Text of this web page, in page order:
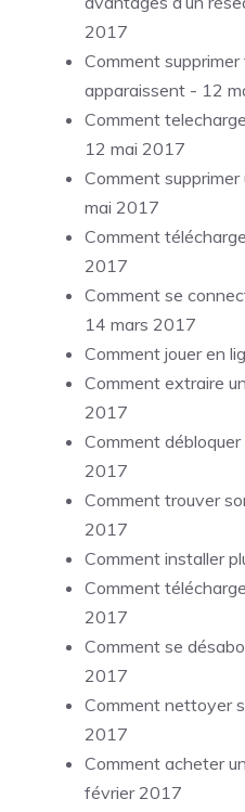
2017
Comment
apparaissent - 12
Comment
12 mai 2017
Comment
mai 2017
Comment
2017
Comment se
14 mars 2017
Comment jouer en
Comment extraire
2017
Comment débloquer
2017
Comment trouver
2017
Comment installer
Comment
2017
Comment se
2017
Comment nettoyer
2017
Comment acheter
février 2017